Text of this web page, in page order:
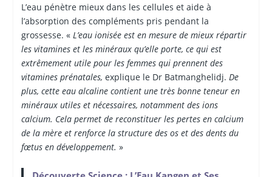
L’eau pénètre mieux dans les cellules et aide à
l’absorption des compléments pris pendant la
grossesse. « L’eau ionisée est en mesure de mieux répartir
les vitamines et les minéraux qu’elle porte, ce qui est
extrêmement utile pour les femmes qui prennent des
vitamines prénatales, explique le Dr Batmanghelidj. De
plus, cette eau alcaline contient une très bonne teneur en
minéraux utiles et nécessaires, notamment des ions
calcium. Cela permet de reconstituer les pertes en calcium
de la mère et renforce la structure des os et des dents du
fœtus en développement. »